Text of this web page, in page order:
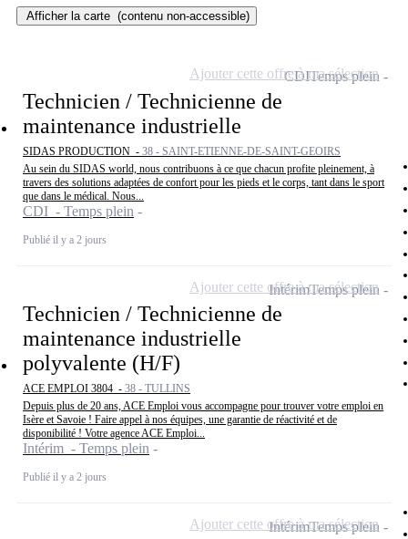
Afficher la carte (contenu non-accessible)
Technicien / Technicienne de
maintenance industrielle
SIDAS PRODUCTION - 38 - SAINT-ETIENNE-DE-SAINT-GEOIRS
Au sein du SIDAS world, nous contribuons à ce que chacun profite pleinement, à
travers des solutions adaptées de confort pour les pieds et le corps, tant dans le sport
que dans le médical. Nous...
CDI - Temps plein
Publié il y a 2 jours
CDITemps plein
Ajouter cette offre à ma sélection
Technicien / Technicienne de
maintenance industrielle
polyvalente (H/F)
ACE EMPLOI 3804 - 38 - TULLINS
Depuis plus de 20 ans, ACE Emploi vous accompagne pour trouver votre emploi en
Isère et Savoie ! Faire appel à nos équipes, une garantie de réactivité et de
disponibilité ! Votre agence ACE Emploi...
Intérim - Temps plein
Publié il y a 2 jours
IntérimTemps plein
Ajouter cette offre à ma sélection
IntérimTemps plein
Ajouter cette offre à ma sélection